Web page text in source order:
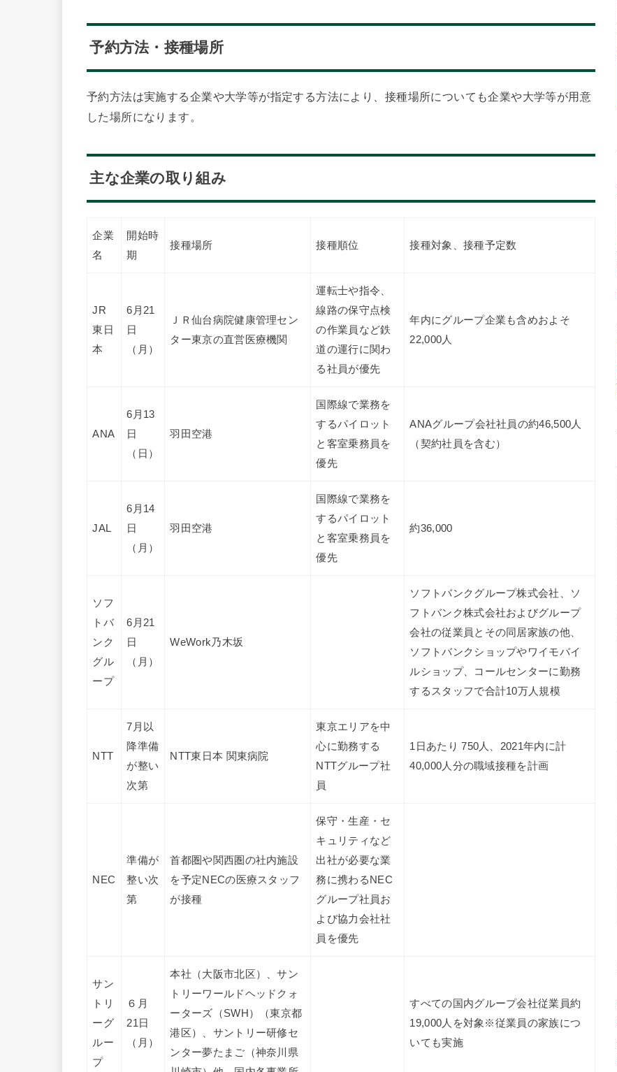
予約方法・接種場所
予約方法は実施する企業や大学等が指定する方法により、接種場所についても企業や大学等が用意
した場所になります。
主な企業の取り組み
企業
名
開始時
期
接種場所 接種順位 接種対象、接種予定数
JR
東日
本
6月21
日
（月）
ＪＲ仙台病院健康管理セン
ター東京の直営医療機関
運転士や指令、
線路の保守点検
の作業員など鉄
道の運行に関わ
る社員が優先
年内にグループ企業も含めおよそ
22,000人
ANA
6月13
日
（日）
羽田空港
国際線で業務を
するパイロット
と客室乗務員を
優先
ANAグループ会社社員の約46,500人
（契約社員を含む）
JAL
6月14
日
（月）
羽田空港
国際線で業務を
するパイロット
と客室乗務員を
優先
約36,000
ソフ
トバ
ンク
グル
ープ
6月21
日
（月）
WeWork乃木坂
ソフトバンクグループ株式会社、ソ
フトバンク株式会社およびグループ
会社の従業員とその同居家族の他、
ソフトバンクショップやワイモバイ
ルショップ、コールセンターに勤務
するスタッフで合計10万人規模
NTT
7月以
降準備
が整い
次第
NTT東日本 関東病院
東京エリアを中
心に勤務する
NTTグループ社
員
1日あたり 750人、2021年内に計
40,000人分の職域接種を計画
NEC
準備が
整い次
第
首都圏や関西圏の社内施設
を予定NECの医療スタッフ
が接種
保守・生産・セ
キュリティなど
出社が必要な業
務に携わるNEC
グループ社員お
よび協力会社社
員を優先
サン
トリ
ーグ
ルー
プ
６月
21日
（月）
本社（大阪市北区）、サン
トリーワールドヘッドクォ
ーターズ（SWH）（東京都
港区）、サントリー研修セ
ンター夢たまご（神奈川県
すべての国内グループ会社従業員約
19,000人を対象※従業員の家族につ
いても実施